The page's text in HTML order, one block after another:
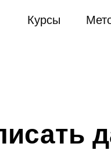
Курсы
Как написать дату